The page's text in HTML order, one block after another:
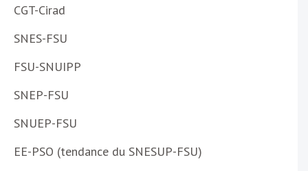
CGT-Cirad
SNES-FSU
FSU-SNUIPP
SNEP-FSU
SNUEP-FSU
EE-PSO (tendance du SNESUP-FSU)